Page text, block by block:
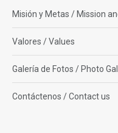
Misión y Metas / Mission
Valores / Values
Galería de Fotos / Photo
Contáctenos / Contact us